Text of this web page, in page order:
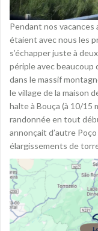
Pendant nos
étaient avec nous les
s’échapper juste à
périple avec
dans le massif
le village de la maison
halte à Bouça (à 10/15
randonnée en tout
annonçait d’autre
élargissements de